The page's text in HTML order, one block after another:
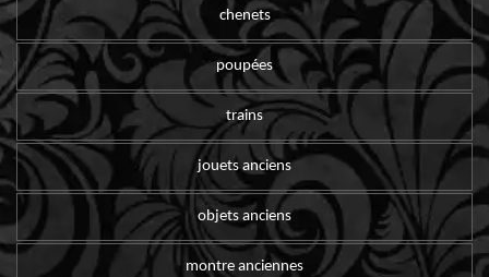
chenets
poupées
trains
jouets anciens
objets anciens
montre anciennes